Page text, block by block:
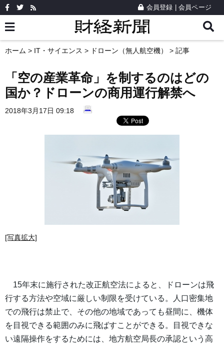
会員登録 会員ページ
ホーム > IT・サイエンス > ドローン（無人航空機） > 記事
「空の産業革命」を制するのはどの
国か？ドローンの商用運行解禁へ
2018年3月17日 09:18
[写真拡大]
15年末に施行された改正航空法によると、ドローンは飛
行する方法や空域に厳しい制限を受けている。人口密集地
での飛行は禁止で、その他の地域であっても昼間に、機体
を目視できる範囲のみに飛ばすことができる。目視できな
い遠隔操作をするためには、地方航空局長の承認という高